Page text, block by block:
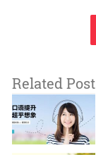
Related Post